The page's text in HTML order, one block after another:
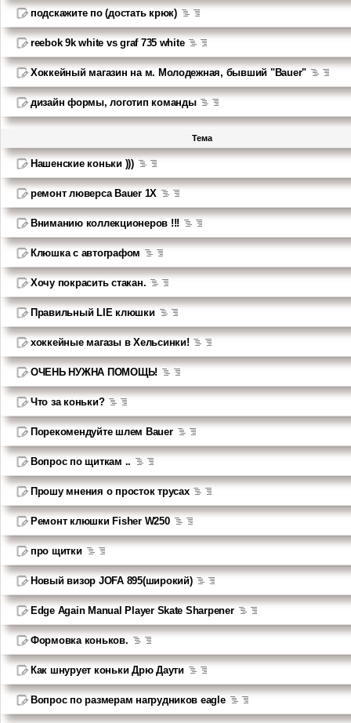
подскажите по (достать крюк)
reebok 9k white vs graf 735 white
Хоккейный магазин на м. Молодежная, бывший "Bauer"
дизайн формы, логотип команды
Тема
Нашенские коньки )))
ремонт люверса Bauer 1X
Вниманию коллекционеров !!!
Клюшка с автографом
Хочу покрасить стакан.
Правильный LIE клюшки
хоккейные магазы в Хельсинки!
ОЧЕНЬ НУЖНА ПОМОЩЬ!
Что за коньки?
Порекомендуйте шлем Bauer
Вопрос по щиткам ..
Прошу мнения о просток трусах
Ремонт клюшки Fisher W250
про щитки
Новый визор JOFA 895(широкий)
Edge Again Manual Player Skate Sharpener
Формовка коньков.
Как шнурует коньки Дрю Даути
Вопрос по размерам нагрудников eagle